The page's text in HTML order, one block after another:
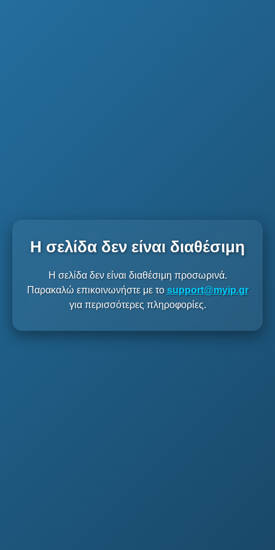
Η σελίδα δεν είναι διαθέσιμη
Η σελίδα δεν είναι διαθέσιμη προσωρινά.
Παρακαλώ επικοινωνήστε με το support@myip.gr
για περισσότερες πληροφορίες.